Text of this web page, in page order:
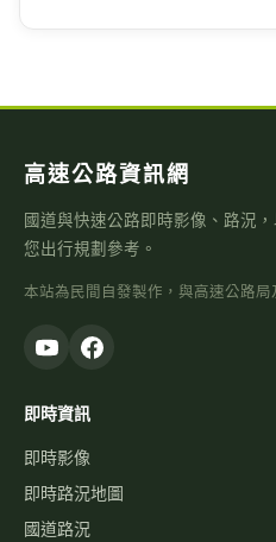
高速公路資訊網
國道與快速公路即時影像、路況
您出行規劃參考。
本站為民間自發製作，與高速公路局
即時資訊
即時影像
即時路況地圖
國道路況